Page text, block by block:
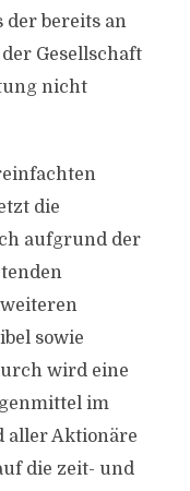
der bereits an
Gesellschaft
nicht
die
aufgrund der
sowie
wird eine
im
aller Aktionäre
die zeit- und